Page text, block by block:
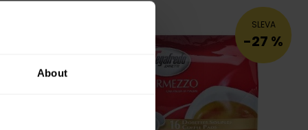
About
SLEVA
-27 %